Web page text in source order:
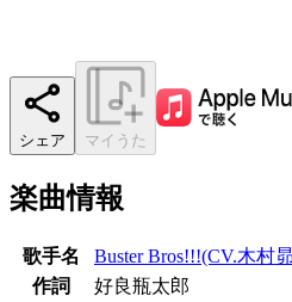
シェア マイうた
楽曲情報
歌手名
Buster Bros!!!(CV.木村
作詞
好良瓶太郎